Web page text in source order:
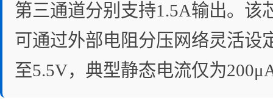
第三通道分别支持1.5A输出。该
可通过外部电阻分压网络灵活设
至5.5V，典型静态电流仅为